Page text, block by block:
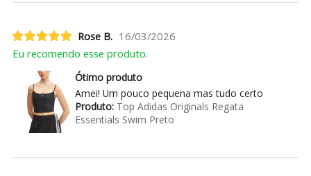
Rose B. 16/03/2026
Eu recomendo esse produto.
Ótimo produto
Amei! Um pouco pequena mas tudo certo
Produto:Top Adidas Originals Regata
Essentials Swim Preto